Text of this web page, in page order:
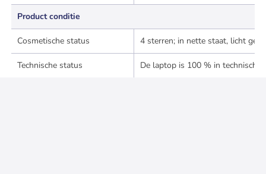
Product conditie
Cosmetische status 4 sterren; in nette staat, licht
Technische status De laptop is 100 % in